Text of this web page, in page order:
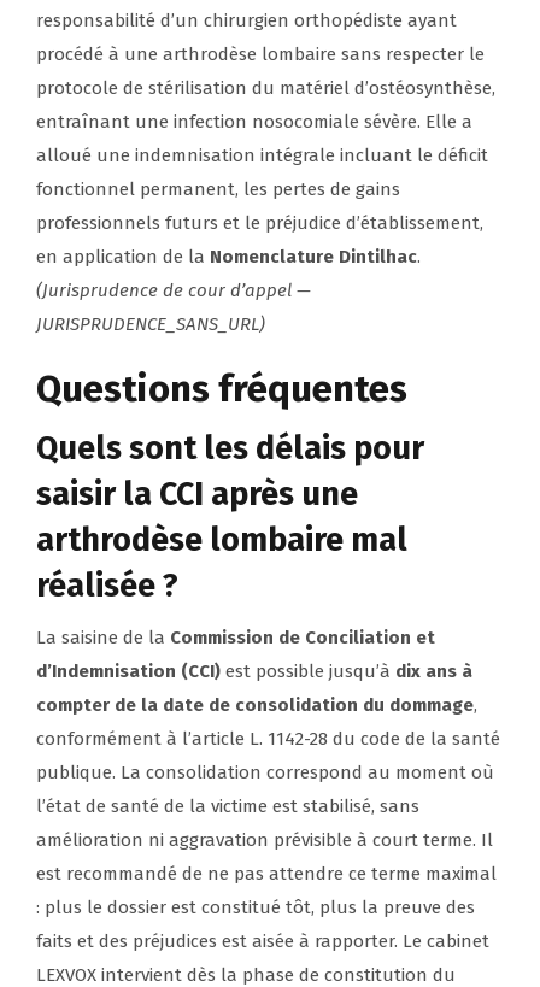
responsabilité d’un chirurgien orthopédiste ayant
procédé à une arthrodèse lombaire sans respecter le
protocole de stérilisation du matériel d’ostéosynthèse,
entraînant une infection nosocomiale sévère. Elle a
alloué une indemnisation intégrale incluant le déficit
fonctionnel permanent, les pertes de gains
professionnels futurs et le préjudice d’établissement,
en application de la Nomenclature Dintilhac.
(Jurisprudence de cour d’appel —
JURISPRUDENCE_SANS_URL)
Questions fréquentes
Quels sont les délais pour
saisir la CCI après une
arthrodèse lombaire mal
réalisée ?
La saisine de la Commission de Conciliation et
d’Indemnisation (CCI) est possible jusqu’à dix ans à
compter de la date de consolidation du dommage,
conformément à l’article L. 1142-28 du code de la santé
publique. La consolidation correspond au moment où
l’état de santé de la victime est stabilisé, sans
amélioration ni aggravation prévisible à court terme. Il
est recommandé de ne pas attendre ce terme maximal
: plus le dossier est constitué tôt, plus la preuve des
faits et des préjudices est aisée à rapporter. Le cabinet
LEXVOX intervient dès la phase de constitution du